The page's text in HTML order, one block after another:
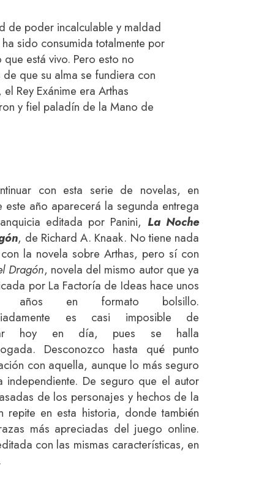
de poder incalculable y maldad
sido consumida totalmente por
está vivo. Pero esto no
que su alma se fundiera con
Rey Exánime era Arthas
y fiel paladín de la Mano de
con esta serie de novelas, en
este año aparecerá la segunda entrega
editada por Panini, La Noche
, de Richard A. Knaak. No tiene nada
la novela sobre Arthas, pero sí con
Dragón, novela del mismo autor que ya
por La Factoría de Ideas hace unos
años en formato bolsillo.
es casi imposible de
hoy en día, pues se halla
Desconozco hasta qué punto
con aquella, aunque lo más seguro
De seguro que el autor
de los personajes y hechos de la
repite en esta historia, donde también
más apreciadas del juego online.
con las mismas características, en